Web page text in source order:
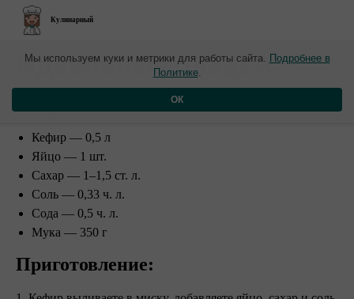
Кулинарный
​Идеальные оладьи
Кефир — 0,5 л
Яйцо — 1 шт.
Сахар — 1–1,5 ст. л.
Соль — 0,33 ч. л.
Сода — 0,5 ч. л.
Мука — 350 г
Приготовление:
Мы используем куки и метрики для работы сайта. Подробнее в
Политике.
ОК